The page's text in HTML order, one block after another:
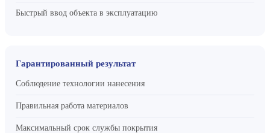
Быстрый ввод объекта в эксплуатацию
Гарантированный результат
Соблюдение технологии нанесения
Правильная работа материалов
Максимальный срок службы покрытия